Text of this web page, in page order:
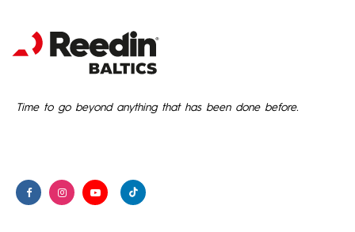
Time to go beyond anything that has been done before.